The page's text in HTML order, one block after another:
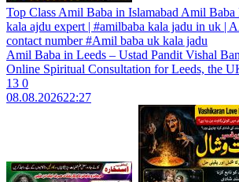
Top Class Amil Baba in Islamabad Amil Baba
kala ajdu expert | #amilbaba kala jadu in uk |
contact number #Amil baba uk kala jadu
Amil Baba in Leeds – Ustad Pandit Vishal
Online Spiritual Consultation for Leeds, the
13 0
08.08.202622:27